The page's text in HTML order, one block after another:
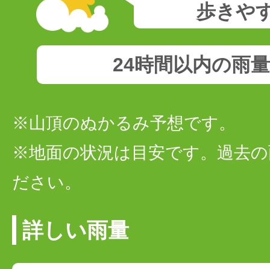
歩きや
24時間以内の雨
※山頂のぬかるみ予想です。
※地面の状況は目安です。過去
ださい。
詳しい雨量